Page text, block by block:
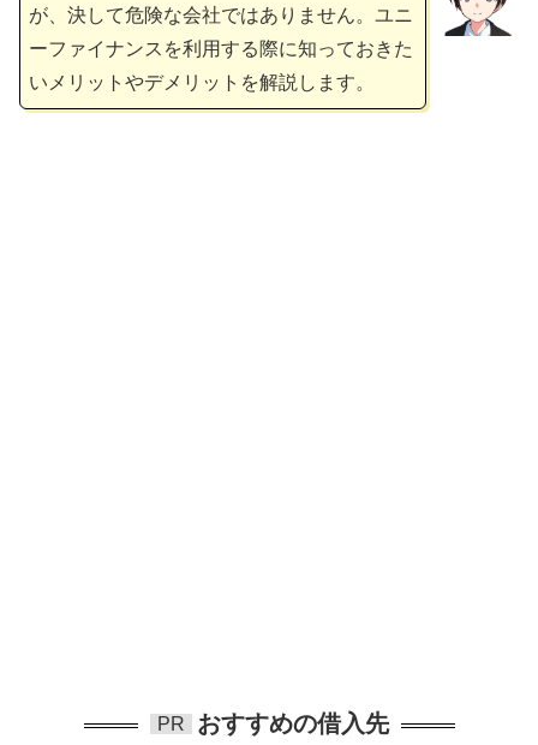
が、決して危険な会社ではありません。ユニ
ーファイナンスを利用する際に知っておきた
いメリットやデメリットを解説します。
PR おすすめの借入先